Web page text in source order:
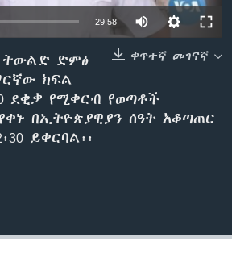
29:58
ቀጥተኛ መገናኛ
ትውልድ ድምፅ
ክፍል
ደቂቃ የሚቀርብ የወጣቶች
በኢትዮጵያዊያን ሰዓት አቆጣጠር
ይቀርባል፡፡